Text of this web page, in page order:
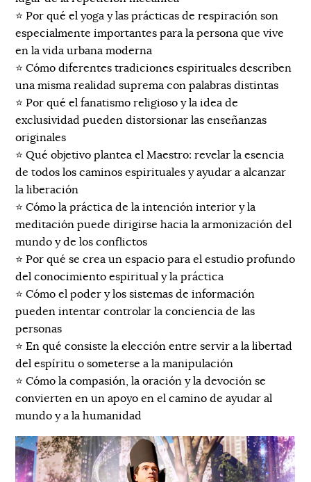
⭐️ Por qué el yoga y las prácticas de respiración son
especialmente importantes para la persona que vive
en la vida urbana moderna
⭐️ Cómo diferentes tradiciones espirituales describen
una misma realidad suprema con palabras distintas
⭐️ Por qué el fanatismo religioso y la idea de
exclusividad pueden distorsionar las enseñanzas
originales
⭐️ Qué objetivo plantea el Maestro: revelar la esencia
de todos los caminos espirituales y ayudar a alcanzar
la liberación
⭐️ Cómo la práctica de la intención interior y la
meditación puede dirigirse hacia la armonización del
mundo y de los conflictos
⭐️ Por qué se crea un espacio para el estudio profundo
del conocimiento espiritual y la práctica
⭐️ Cómo el poder y los sistemas de información
pueden intentar controlar la conciencia de las
personas
⭐️ En qué consiste la elección entre servir a la libertad
del espíritu o someterse a la manipulación
⭐️ Cómo la compasión, la oración y la devoción se
convierten en un apoyo en el camino de ayudar al
mundo y a la humanidad